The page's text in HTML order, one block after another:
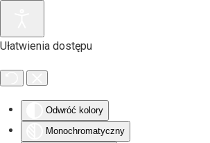
Ułatwienia dostępu
Odwróć kolory
Monochromatyczny
Przejdź do głównej treści